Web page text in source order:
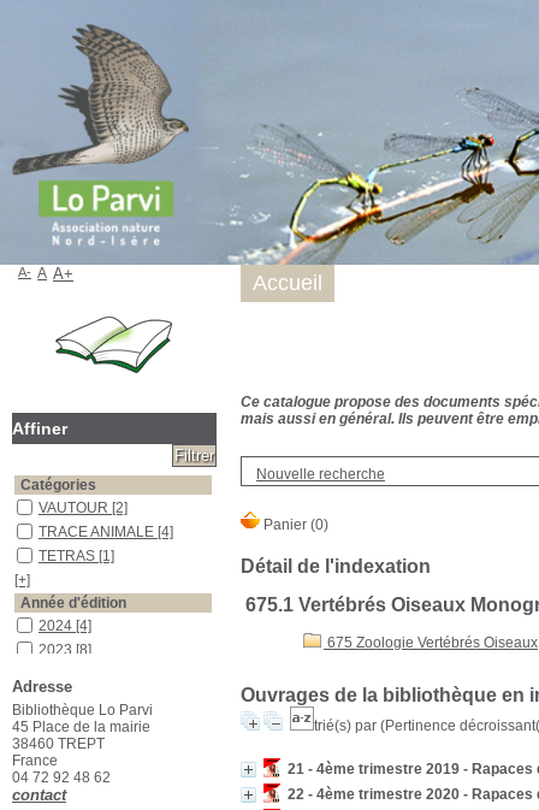
Ce catalogue propose des documents
mais aussi en général. Ils peuvent être
Nouvelle recherche
Détail de l'indexation
675.1 Vertébrés Oiseaux
675 Zoologie Vertébrés Oiseaux
Ouvrages de la bibliothèque en
trié(s) par (Pertinence
21 - 4ème trimestre 2019 - Rapaces
22 - 4ème trimestre 2020 - Rapaces
Accueil
A- A A+
Affiner
Catégories
VAUTOUR [2]
TRACE ANIMALE [4]
TETRAS [1]
[+]
Année d'édition
2024 [4]
2023 [8]
Auteurs
Wallace[1]
Ulmer[1]
[+]
Adresse
Bibliothèque Lo Parvi
45 Place de la mairie
38460 TREPT
France
04 72 92 48 62
contact